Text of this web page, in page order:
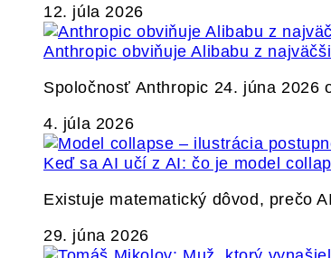
12. júla 2026
Anthropic obviňuje Alibabu z
Spoločnosť Anthropic 24. júna
4. júla 2026
Keď sa AI učí z AI: čo je model
Existuje matematický dôvod, prečo
29. júna 2026